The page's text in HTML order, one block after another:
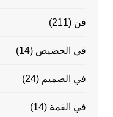
فن (211)
في الحضيض (14)
في الصميم (24)
في القمة (14)